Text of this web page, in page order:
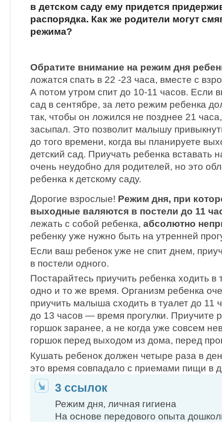
в детском саду ему придется
распорядка. Как же родители могут
режима?
Обратите внимание на режим дня
ложатся спать в 22 -23 часа, вместе с
А потом утром спит до 10-11 часов. Если
сад в сентябре, за лето режим ребенка
так, чтобы он ложился не позднее 21
засыпал. Это позволит малышу
до того времени, когда вы планируете
детский сад. Приучать ребенка вставать
очень неудобно для родителей, но это
ребенка к детскому саду.
Дорогие взрослые! Режим дня, при
выходные валяются в постели до 11
лежать с собой ребенка, абсолютно
ребенку уже нужно быть на утренней
Если ваш ребенок уже не спит днем,
в постели одного.
Постарайтесь приучить ребенка ходить
одно и то же время. Организм ребенка
приучить малыша сходить в туалет до 11
до 13 часов — время прогулки. Приучите
горшок заранее, а не когда уже совсем
горшок перед выходом из дома, перед
Кушать ребенок должен четыре раза в
это время совпадало с приемами пищи в
3 ссылок
Режим дня, личная гигиена
На основе передового опыта